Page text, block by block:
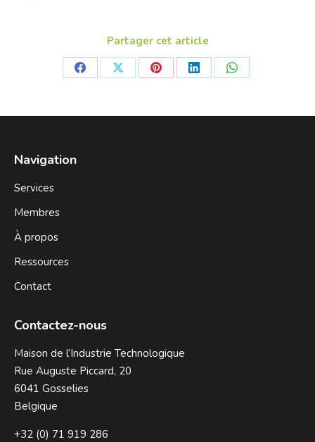
Partager cet article
Share
Facebook
Share
X
Share
Pinterest
Share
LinkedIn
Share
WhatsApp
Navigation
Services
Membres
À propos
Ressources
Contact
Contactez-nous
Maison de l’Industrie Technologique
Rue Auguste Piccard, 20
6041 Gosselies
Belgique
+32 (0) 71 919 286